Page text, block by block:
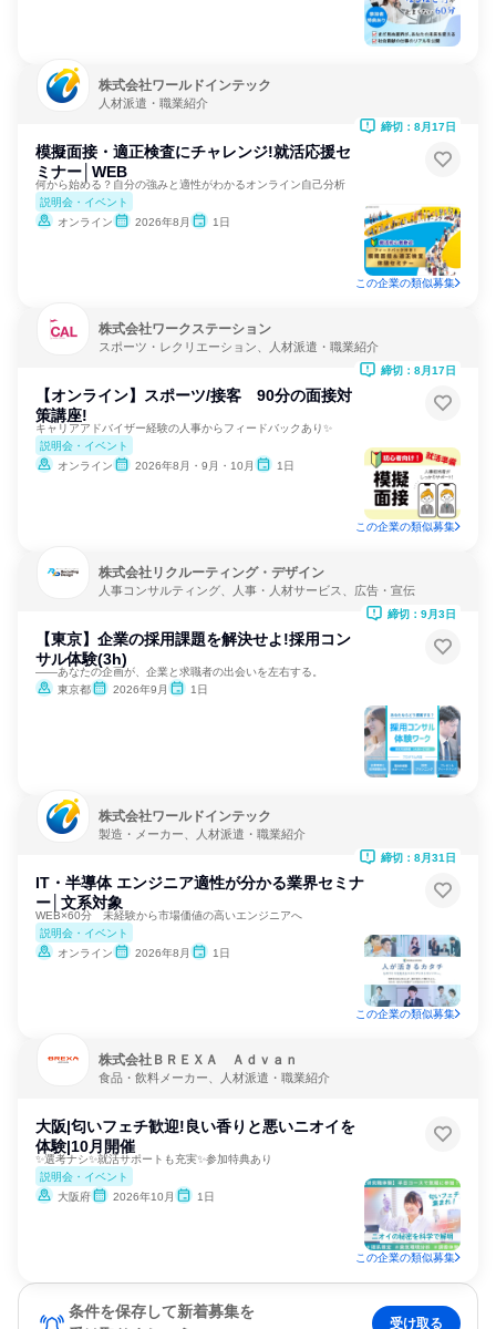
株式会社ワールドインテック
人材派遣・職業紹介
模擬面接・適正検査にチャレンジ!就活応援セ
ミナー│WEB
何から始める？自分の強みと適性がわかるオンライン自己分析
説明会・イベント
オンライン
2026年8月 1日
締切：8月17日
この企業の類似募集
株式会社ワークステーション
スポーツ・レクリエーション、人材派遣・職業紹介
【オンライン】スポーツ/接客 90分の面接対
策講座!
キャリアアドバイザー経験の人事からフィードバックあり✨
説明会・イベント
オンライン
2026年8月・9月・10月 1日
締切：8月17日
この企業の類似募集
株式会社リクルーティング・デザイン
人事コンサルティング、人事・人材サービス、広告・宣伝
【東京】企業の採用課題を解決せよ!採用コン
サル体験(3h)
――あなたの企画が、企業と求職者の出会いを左右する。
東京都
2026年9月 1日
締切：9月3日
株式会社ワールドインテック
製造・メーカー、人材派遣・職業紹介
IT・半導体 エンジニア適性が分かる業界セミナ
ー│文系対象
WEB×60分 未経験から市場価値の高いエンジニアへ
説明会・イベント
オンライン
2026年8月 1日
締切：8月31日
この企業の類似募集
株式会社ＢＲＥＸＡ Ａｄｖａｎ
食品・飲料メーカー、人材派遣・職業紹介
大阪|匂いフェチ歓迎!良い香りと悪いニオイを
体験|10月開催
✨選考ナシ✨就活サポートも充実✨参加特典あり
説明会・イベント
大阪府
2026年10月 1日
この企業の類似募集
条件を保存して新着募集を
受け取る